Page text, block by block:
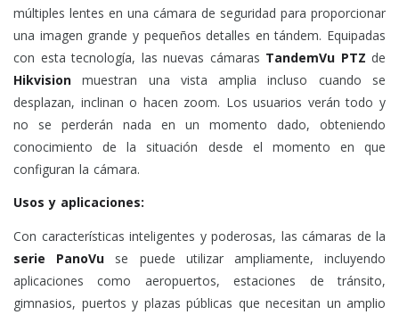
múltiples lentes en una cámara de seguridad para proporcionar
una imagen grande y pequeños detalles en tándem. Equipadas
con esta tecnología, las nuevas cámaras TandemVu PTZ de
Hikvision muestran una vista amplia incluso cuando se
desplazan, inclinan o hacen zoom. Los usuarios verán todo y
no se perderán nada en un momento dado, obteniendo
conocimiento de la situación desde el momento en que
configuran la cámara.
Usos y aplicaciones:
Con características inteligentes y poderosas, las cámaras de la
serie PanoVu se puede utilizar ampliamente, incluyendo
aplicaciones como aeropuertos, estaciones de tránsito,
gimnasios, puertos y plazas públicas que necesitan un amplio